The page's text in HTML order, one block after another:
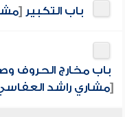
باب التكبير [
باب مخارج الحروف
[مشاري راشد